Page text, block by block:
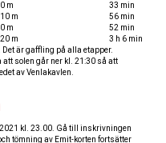
m
33 min
m
56 min
m
52 min
m
3 h 6 min
är gaffling på alla etapper.
solen går ner kl. 21:30 så att
av Venlakavlen.
kl. 23.00. Gå till inskrivningen
tömning av Emit-korten fortsätter